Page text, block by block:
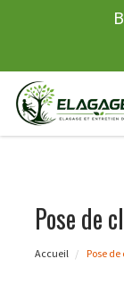
Pose de
Accueil Pose